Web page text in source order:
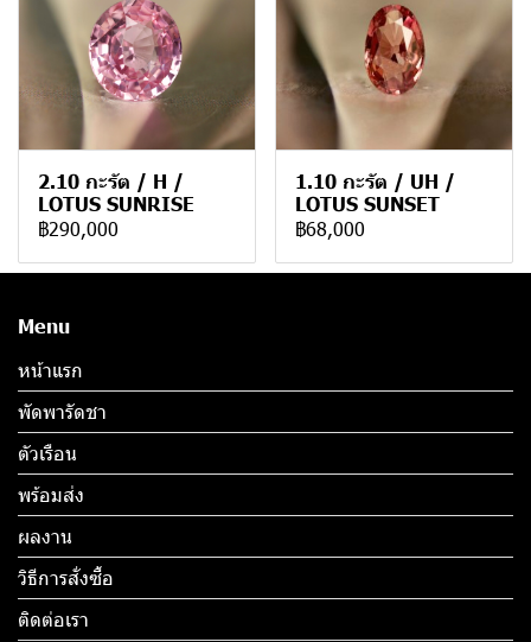
2.10 กะรัต / H /
LOTUS SUNRISE
฿290,000
1.10 กะรัต / UH /
LOTUS SUNSET
฿68,000
Menu
หน้าแรก
พัดพารัดชา
ตัวเรือน
พร้อมส่ง
ผลงาน
วิธีการสั่งซื้อ
ติดต่อเรา